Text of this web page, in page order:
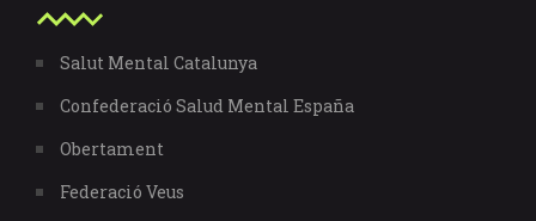
Salut Mental Catalunya
Confederació Salud Mental España
Obertament
Federació Veus